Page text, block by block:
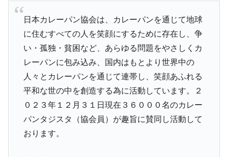
日本カレーパン協会は、カレーパンを通じて地球
に住むすべての人を笑顔にするために存在し、争
い・孤独・貧困など、あらゆる問題をやさしくカ
レーパンに包み込み、国内はもとより世界中の
人々とカレーパンを通じて連帯し、笑顔あふれる
平和な世の中を創造する為に活動しています。２
０２３年１２月３１日現在３６０００名のカレー
パンタジスタ（協会員）が趣旨に賛同し活動して
おります。